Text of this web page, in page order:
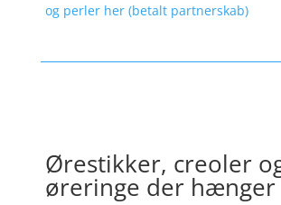
og perler her (betalt partnerskab)
Ørestikker, creoler
øreringe der hænger